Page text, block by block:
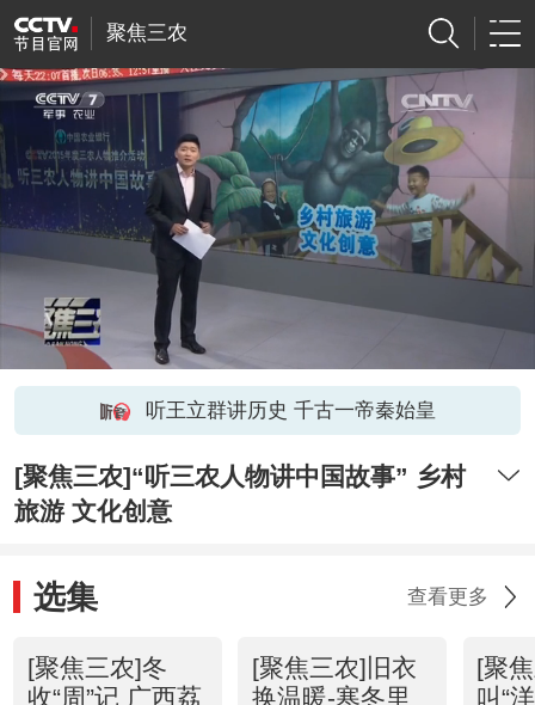
聚焦三农
听王立群讲历史 千古一帝秦始皇
[聚焦三农]“听三农人物讲中国故事” 乡村
旅游 文化创意
选集 查看更多
[聚焦三农]冬
收“周”记 广西荔
[聚焦三农]旧衣
换温暖-寒冬里
[聚
叫“